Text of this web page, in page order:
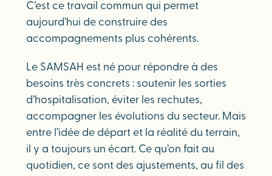
C’est ce travail commun qui permet
aujourd’hui de construire des
accompagnements plus cohérents.
Le SAMSAH est né pour répondre à des
besoins très concrets : soutenir les sorties
d’hospitalisation, éviter les rechutes,
accompagner les évolutions du secteur. Mais
entre l’idée de départ et la réalité du terrain,
il y a toujours un écart. Ce qu’on fait au
quotidien, ce sont des ajustements, au fil des